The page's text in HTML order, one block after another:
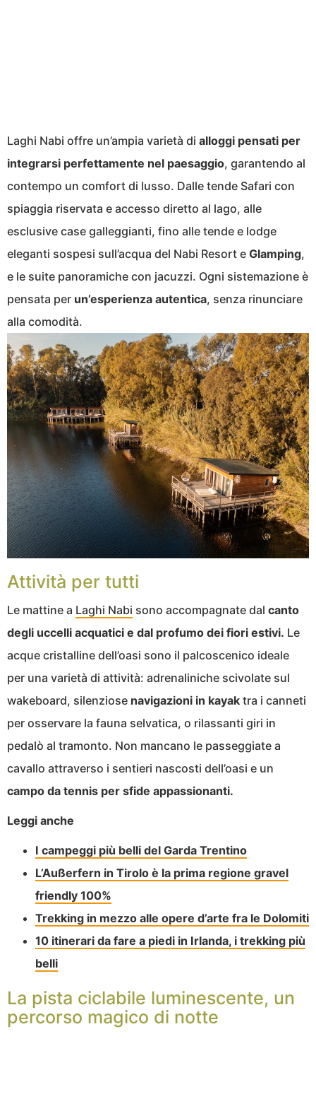
Laghi Nabi offre un’ampia varietà di alloggi pensati per
integrarsi perfettamente nel paesaggio, garantendo al
contempo un comfort di lusso. Dalle tende Safari con
spiaggia riservata e accesso diretto al lago, alle
esclusive case galleggianti, fino alle tende e lodge
eleganti sospesi sull’acqua del Nabi Resort e Glamping,
e le suite panoramiche con jacuzzi. Ogni sistemazione è
pensata per un’esperienza autentica, senza rinunciare
alla comodità.
Attività per tutti
Le mattine a Laghi Nabi sono accompagnate dal canto
degli uccelli acquatici e dal profumo dei fiori estivi. Le
acque cristalline dell’oasi sono il palcoscenico ideale
per una varietà di attività: adrenaliniche scivolate sul
wakeboard, silenziose navigazioni in kayak tra i canneti
per osservare la fauna selvatica, o rilassanti giri in
pedalò al tramonto. Non mancano le passeggiate a
cavallo attraverso i sentieri nascosti dell’oasi e un
campo da tennis per sfide appassionanti.
Leggi anche
I campeggi più belli del Garda Trentino
L’Außerfern in Tirolo è la prima regione gravel
friendly 100%
Trekking in mezzo alle opere d’arte fra le Dolomiti
10 itinerari da fare a piedi in Irlanda, i trekking più
belli
La pista ciclabile luminescente, un
percorso magico di notte